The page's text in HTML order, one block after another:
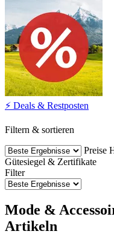
⚡ Deals & Restposten
Filtern & sortieren
Preise
Gütesiegel & Zertifikate
Filter
Mode &
Artikeln